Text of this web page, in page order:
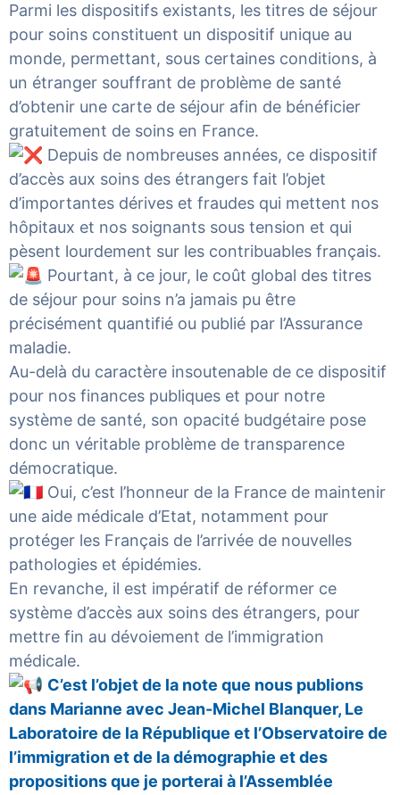
Parmi les dispositifs existants, les titres de séjour
pour soins constituent un dispositif unique au
monde, permettant, sous certaines conditions, à
un étranger souffrant de problème de santé
d’obtenir une carte de séjour afin de bénéficier
gratuitement de soins en France.
Depuis de nombreuses années, ce dispositif
d’accès aux soins des étrangers fait l’objet
d’importantes dérives et fraudes qui mettent nos
hôpitaux et nos soignants sous tension et qui
pèsent lourdement sur les contribuables français.
Pourtant, à ce jour, le coût global des titres
de séjour pour soins n’a jamais pu être
précisément quantifié ou publié par l’Assurance
maladie.
Au-delà du caractère insoutenable de ce dispositif
pour nos finances publiques et pour notre
système de santé, son opacité budgétaire pose
donc un véritable problème de transparence
démocratique.
Oui, c’est l’honneur de la France de maintenir
une aide médicale d’Etat, notamment pour
protéger les Français de l’arrivée de nouvelles
pathologies et épidémies.
En revanche, il est impératif de réformer ce
système d’accès aux soins des étrangers, pour
mettre fin au dévoiement de l’immigration
médicale.
C’est l’objet de la note que nous publions
dans Marianne avec Jean-Michel Blanquer, Le
Laboratoire de la République et l’Observatoire de
l’immigration et de la démographie et des
propositions que je porterai à l’Assemblée